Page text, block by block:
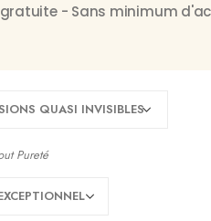
gratuite - Sans minimum
Pureté